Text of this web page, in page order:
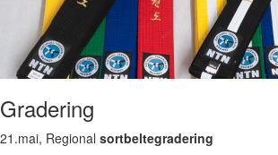
Gradering
21.mai, Regional sortbeltegradering